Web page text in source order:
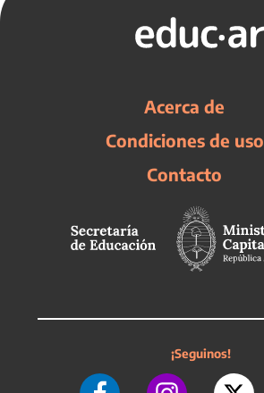
Acerca de
Condiciones de uso
Contacto
¡Seguinos!